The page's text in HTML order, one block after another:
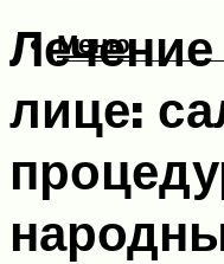
Меню
Лечение
лице: